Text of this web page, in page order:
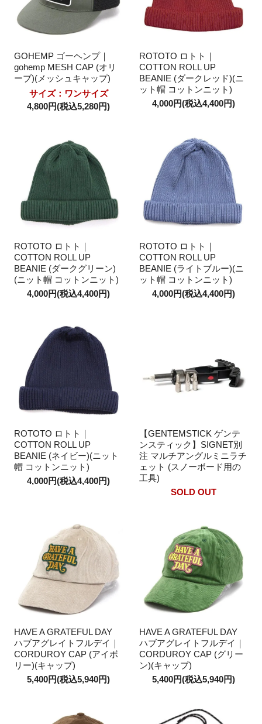
GOHEMP ゴーヘンプ｜
gohemp MESH CAP (オリ
ーブ)(メッシュキャップ)
サイズ：ワンサイズ
4,800円(税込5,280円)
ROTOTO ロトト｜
COTTON ROLL UP
BEANIE (ダークレッド)(ニ
ット帽 コットンニット)
4,000円(税込4,400円)
ROTOTO ロトト｜
COTTON ROLL UP
BEANIE (ダークグリーン)
(ニット帽 コットンニット)
4,000円(税込4,400円)
ROTOTO ロトト｜
COTTON ROLL UP
BEANIE (ライトブルー)(ニ
ット帽 コットンニット)
4,000円(税込4,400円)
ROTOTO ロトト｜
COTTON ROLL UP
BEANIE (ネイビー)(ニット
帽 コットンニット)
4,000円(税込4,400円)
【GENTEMSTICK ゲンテ
ンスティック】SIGNET別
注 マルチアングルミニラチ
ェット (スノーボード用の
工具)
SOLD OUT
HAVE A GRATEFUL DAY
ハブアグレイトフルデイ｜
CORDUROY CAP (アイボ
リー)(キャップ)
5,400円(税込5,940円)
HAVE A GRATEFUL DAY
ハブアグレイトフルデイ｜
CORDUROY CAP (グリー
ン)(キャップ)
5,400円(税込5,940円)